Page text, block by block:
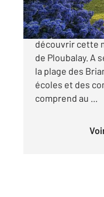
CENTURY 21
découvrir cette
de Ploubalay. A
la plage des
écoles et des
comprend au ...